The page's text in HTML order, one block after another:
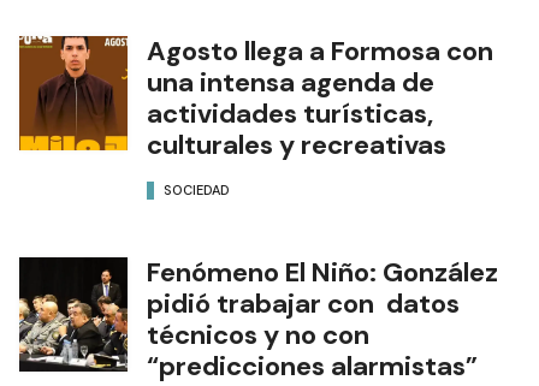
Agosto llega a Formosa con
una intensa agenda de
actividades turísticas,
culturales y recreativas
SOCIEDAD
Fenómeno El Niño: González
pidió trabajar con datos
técnicos y no con
“predicciones alarmistas”